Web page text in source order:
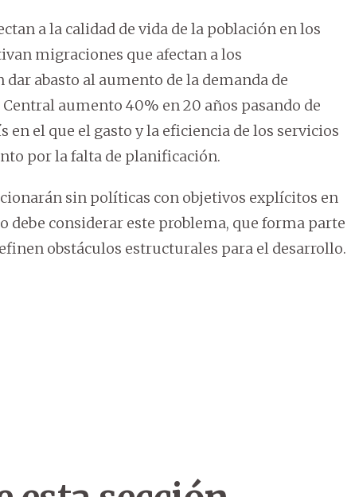
a la calidad de vida de la población en los
migraciones que afectan a los
abasto al aumento de la demanda de
aumento 40% en 20 años pasando de
en el que el gasto y la eficiencia de los servicios
por la falta de planificación.
sin políticas con objetivos explícitos en
debe considerar este problema, que forma parte
obstáculos estructurales para el desarrollo.